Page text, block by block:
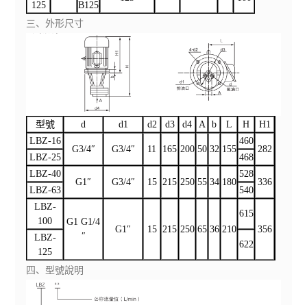
125
B125
三、外形尺寸
型號 d d1 d2 d3 d4 A b L H
H1
LBZ-16
G3/4″
G3/4″ 11 165 200 50 32 155
460
282
LBZ-25
468
LBZ-40
G1″
G3/4″ 15 215 250 55 34 180
528
336
LBZ-63
540
LBZ-
100
G1 G1/4
″
G1″ 15 215 250 65 36 210
615
356
LBZ-
125
622
四、型號說明